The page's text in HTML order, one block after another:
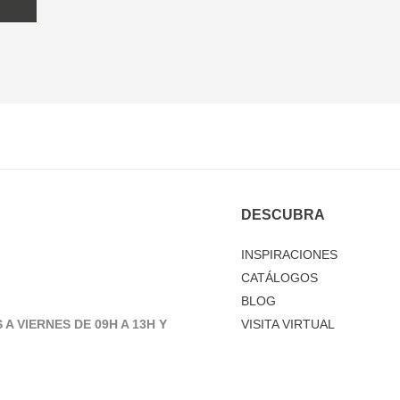
A VIERNES DE 09H A 13H Y
DESCUBRA
INSPIRACIONES
CATÁLOGOS
BLOG
VISITA VIRTUAL